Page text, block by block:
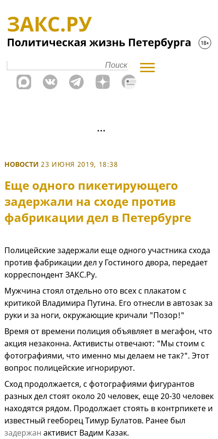
НОВОСТИ 23 ИЮНЯ 2019, 18:38
Еще одного пикетирующего
задержали на сходе против
фабрикации дел в Петербурге
Полицейские задержали еще одного участника схода
против фабрикации дел у Гостиного двора, передает
корреспондент ЗАКС.Ру.
Мужчина стоял отдельно ото всех с плакатом с
критикой Владимира Путина. Его отнесли в автозак за
руки и за ноги, окружающие кричали "Позор!"
Время от времени полиция объявляет в мегафон, что
акция незаконна. Активисты отвечают: "Мы стоим с
фотографиями, что именно мы делаем не так?". Этот
вопрос полицейские игнорируют.
Сход продолжается, с фотографиями фигурантов
разных дел стоят около 20 человек, еще 20-30 человек
находятся рядом. Продолжает стоять в контрпикете и
известный гееборец Тимур Булатов. Ранее был
задержан активист Вадим Казак.